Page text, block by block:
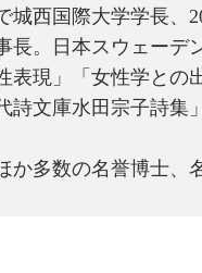
城西国際大学学長、
。日本スウェーデ
現」「女性学との
詩文庫水田宗子詩集
多数の名誉博士、